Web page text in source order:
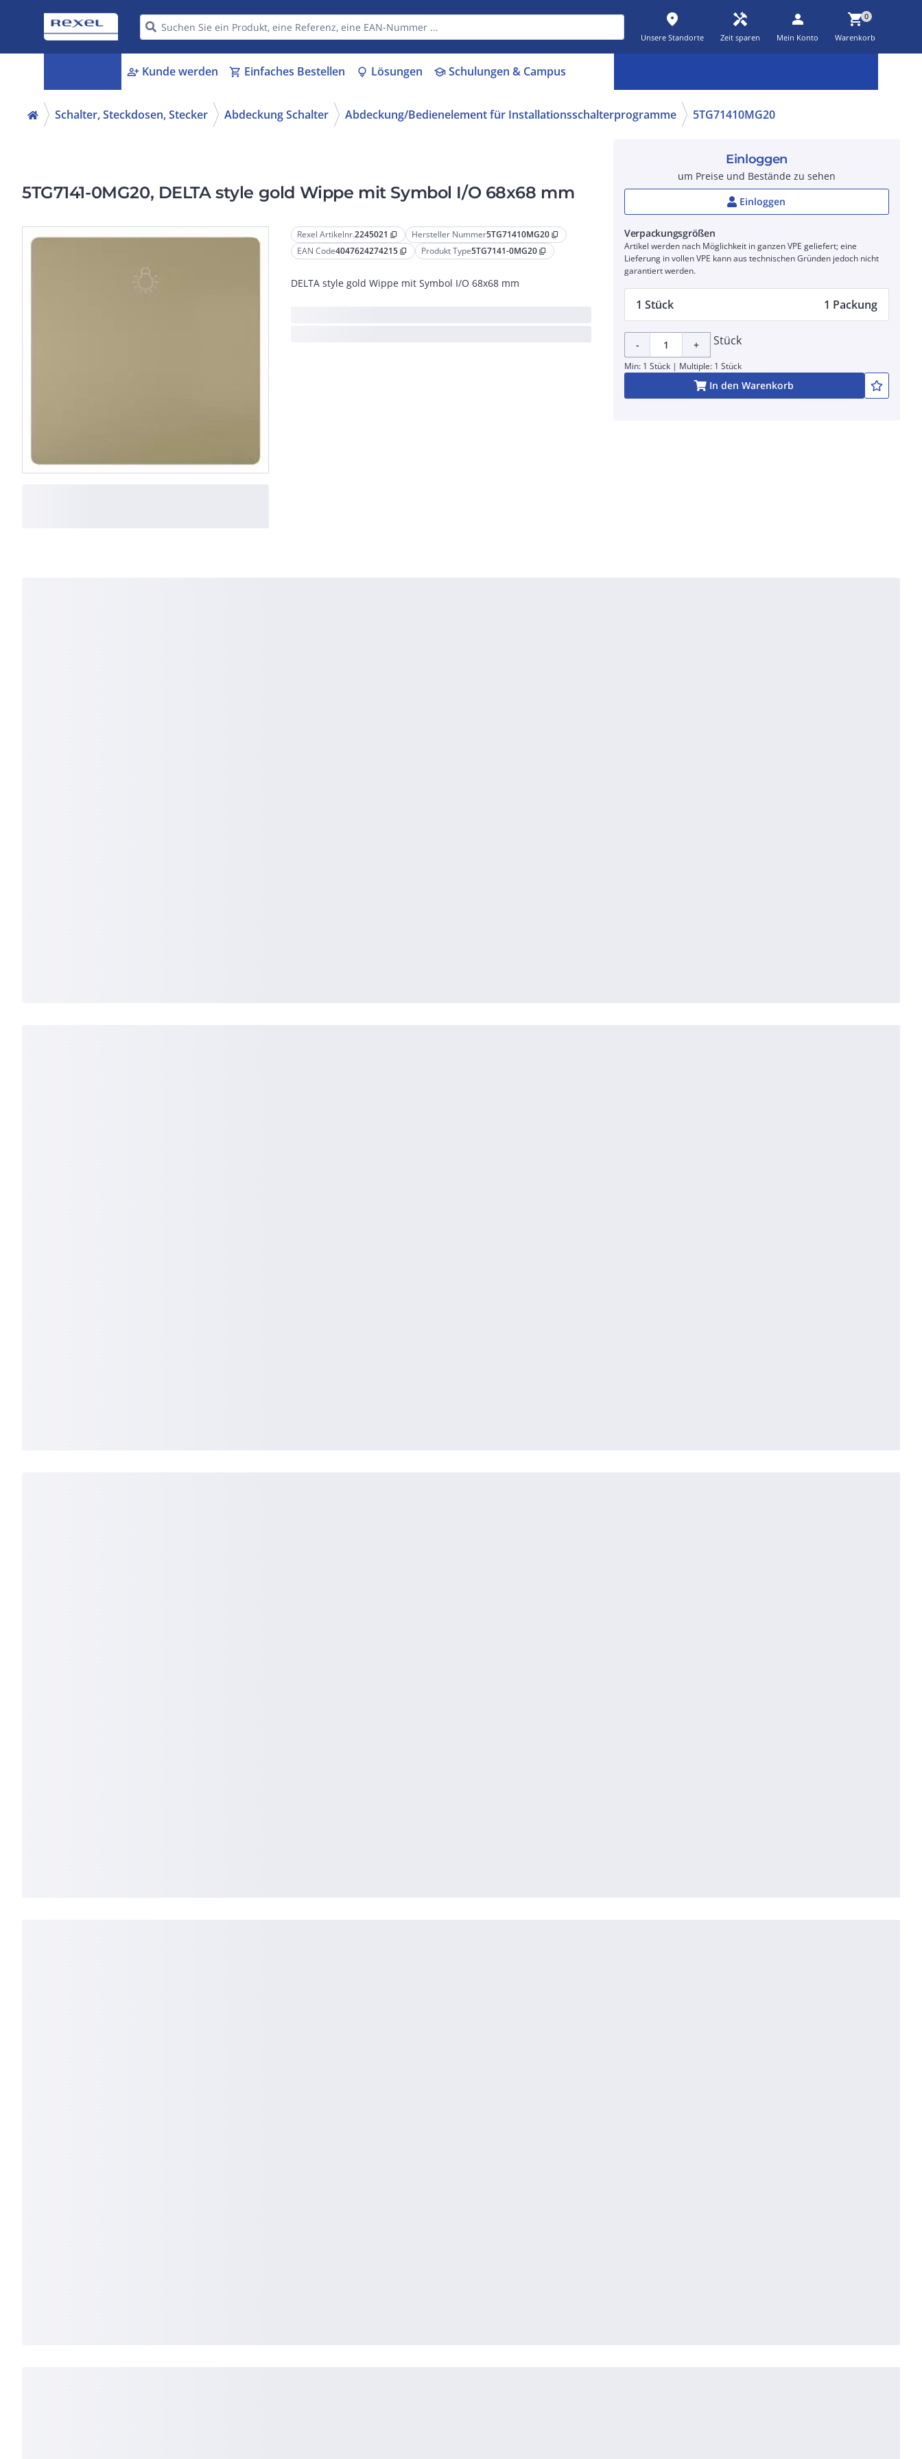
place
Unsere Standorte
handyman
Zeit sparen
person
Mein Konto
shopping_cart0
Warenkorb
person_add Kunde werden shopping_cart Einfaches Bestellen lightbulb Lösungen schoolSchulungen & Campus
Schalter, Steckdosen, Stecker Abdeckung Schalter Abdeckung/Bedienelement für Installationsschalterprogramme 5TG71410MG20
5TG7141-0MG20, DELTA style gold Wippe mit Symbol I/O 68x68 mm
Rexel Artikelnr.2245021 content_copy Hersteller Nummer5TG71410MG20 content_copy
EAN Code4047624274215 content_copy Produkt Type5TG7141-0MG20 content_copy
DELTA style gold Wippe mit Symbol I/O 68x68 mm
Einloggen
um Preise und Bestände zu sehen
Einloggen
Verpackungsgrößen
Artikel werden nach Möglichkeit in ganzen VPE geliefert; eine
Lieferung in vollen VPE kann aus technischen Gründen jedoch nicht
garantiert werden.
1 Stück 1 Packung
- + Stück
Min: 1 Stück | Multiple: 1 Stück
In den Warenkorb